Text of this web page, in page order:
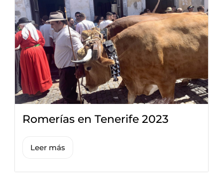
Romerías en Tenerife 2023
Leer más